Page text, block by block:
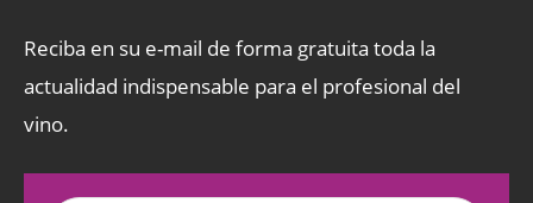
Reciba en su e-mail de forma gratuita toda la
actualidad indispensable para el profesional del
vino.